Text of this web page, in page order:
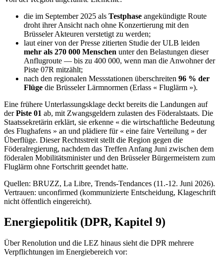
die im September 2025 als Testphase angekündigte Route
droht ihrer Ansicht nach ohne Konzertierung mit den
Brüsseler Akteuren verstetigt zu werden;
laut einer von der Presse zitierten Studie der ULB leiden
mehr als 270 000 Menschen unter den Belastungen dieser
Anflugroute — bis zu 400 000, wenn man die Anwohner der
Piste 07R mitzählt;
nach den regionalen Messstationen überschreiten 96 % der
Flüge die Brüsseler Lärmnormen (Erlass « Fluglärm »).
Eine frühere Unterlassungsklage deckt bereits die Landungen auf
derPiste 01 ab, mit Zwangsgeldern zulasten des Föderalstaats. Die
Staatssekretärin erklärt, sie erkenne « die wirtschaftliche Bedeutung
des Flughafens » an und plädiere für « eine faire Verteilung » der
Überflüge. Dieser Rechtsstreit stellt die Region gegen die
Föderalregierung, nachdem das Treffen Anfang Juni zwischen dem
föderalen Mobilitätsminister und den Brüsseler Bürgermeistern zum
Fluglärm ohne Fortschritt geendet hatte.
Quellen: BRUZZ, La Libre, Trends-Tendances (11.-12. Juni 2026).
Vertrauen: unconfirmed (kommunizierte Entscheidung, Klageschrift
nicht öffentlich eingereicht).
Energiepolitik (DPR, Kapitel 9)
Über Renolution und die LEZ hinaus sieht die DPR mehrere
Verpflichtungen im Energiebereich vor: